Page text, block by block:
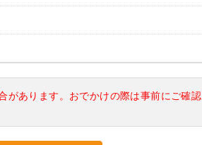
あります。おでかけの際は事前にご確認